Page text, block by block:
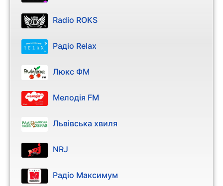
Radio ROKS
Радіо Relax
Люкс ФМ
Мелодія FM
Львівська хвиля
NRJ
Радіо Максимум